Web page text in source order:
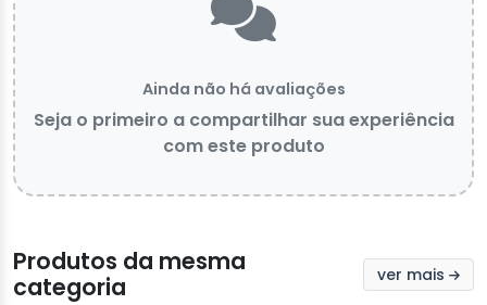
Ainda não há avaliações
Seja o primeiro a compartilhar sua experiência
com este produto
Produtos da mesma
categoria
ver mais